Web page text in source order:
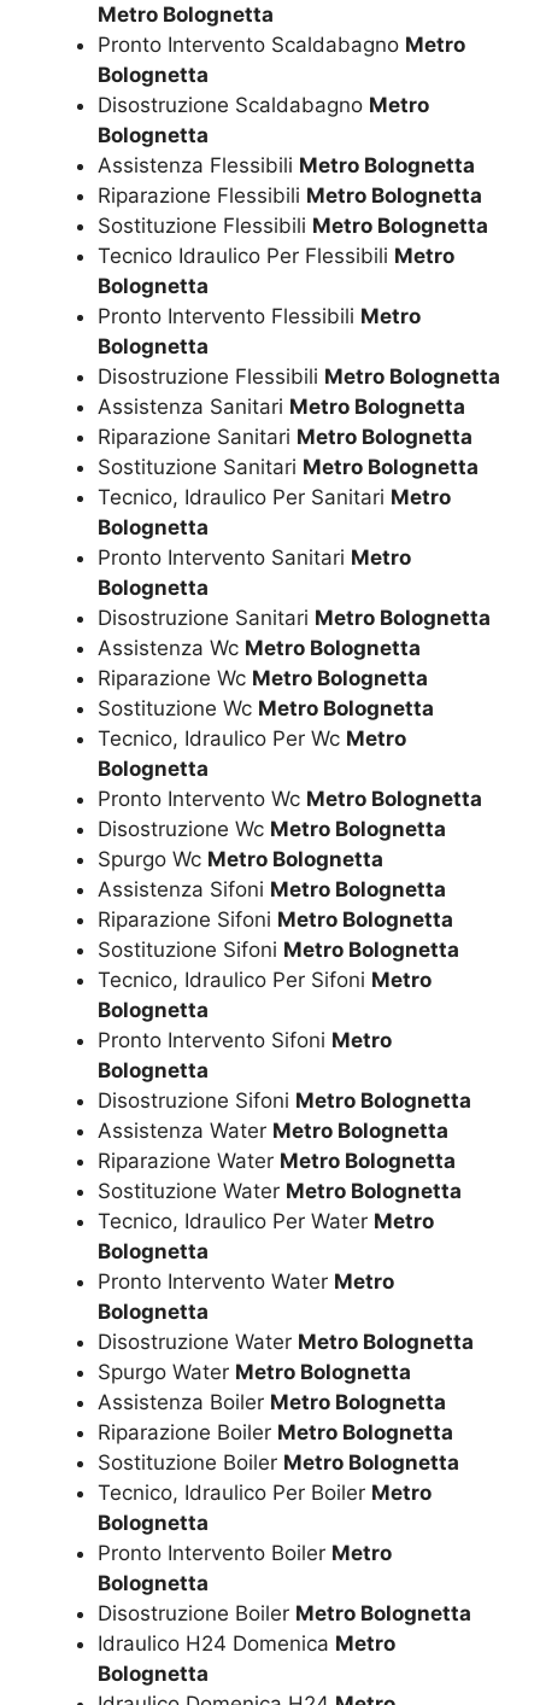
Metro Bolognetta
Pronto Intervento Scaldabagno Metro
Bolognetta
Disostruzione Scaldabagno Metro
Bolognetta
Assistenza Flessibili Metro Bolognetta
Riparazione Flessibili Metro Bolognetta
Sostituzione Flessibili Metro Bolognetta
Tecnico Idraulico Per Flessibili Metro
Bolognetta
Pronto Intervento Flessibili Metro
Bolognetta
Disostruzione Flessibili Metro Bolognetta
Assistenza Sanitari Metro Bolognetta
Riparazione Sanitari Metro Bolognetta
Sostituzione Sanitari Metro Bolognetta
Tecnico, Idraulico Per Sanitari Metro
Bolognetta
Pronto Intervento Sanitari Metro
Bolognetta
Disostruzione Sanitari Metro Bolognetta
Assistenza Wc Metro Bolognetta
Riparazione Wc Metro Bolognetta
Sostituzione Wc Metro Bolognetta
Tecnico, Idraulico Per Wc Metro
Bolognetta
Pronto Intervento Wc Metro Bolognetta
Disostruzione Wc Metro Bolognetta
Spurgo Wc Metro Bolognetta
Assistenza Sifoni Metro Bolognetta
Riparazione Sifoni Metro Bolognetta
Sostituzione Sifoni Metro Bolognetta
Tecnico, Idraulico Per Sifoni Metro
Bolognetta
Pronto Intervento Sifoni Metro
Bolognetta
Disostruzione Sifoni Metro Bolognetta
Assistenza Water Metro Bolognetta
Riparazione Water Metro Bolognetta
Sostituzione Water Metro Bolognetta
Tecnico, Idraulico Per Water Metro
Bolognetta
Pronto Intervento Water Metro
Bolognetta
Disostruzione Water Metro Bolognetta
Spurgo Water Metro Bolognetta
Assistenza Boiler Metro Bolognetta
Riparazione Boiler Metro Bolognetta
Sostituzione Boiler Metro Bolognetta
Tecnico, Idraulico Per Boiler Metro
Bolognetta
Pronto Intervento Boiler Metro
Bolognetta
Disostruzione Boiler Metro Bolognetta
Idraulico H24 Domenica Metro
Bolognetta